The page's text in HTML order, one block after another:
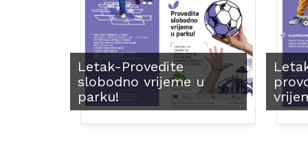
Letak-Provedite
slobodno vrijeme u
parku!